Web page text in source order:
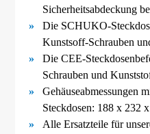
Sicherheitsabdeckung
Die SCHUKO-
Kunstsoff-Schrauben
Die CEE-
Schrauben und
Gehäuseabmessungen
Steckdosen: 188 x 232
Alle Ersatzteile für